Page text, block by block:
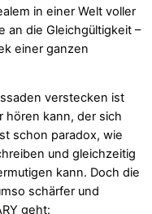
in einer Welt voller
an die Gleichgültigkeit –
einer ganzen
verstecken ist
hören kann, der sich
schon paradox, wie
und gleichzeitig
kann. Doch die
schärfer und
geht: